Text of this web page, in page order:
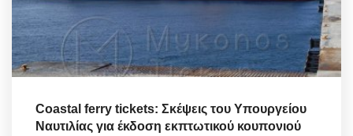
Coastal ferry tickets: Σκέψεις του Υπουργείου
Ναυτιλίας για έκδοση εκπτωτικού κουπονιού